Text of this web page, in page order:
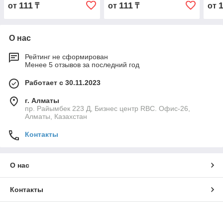
от 111 ₸ от 111₸ от
О нас
Рейтинг не сформирован
Менее 5 отзывов за последний год
Работает с 30.11.2023
г. Алматы
пр. Райымбек 223 Д, Бизнес центр RBC. Офис-26,
Алматы, Казахстан
Контакты
О нас
Контакты